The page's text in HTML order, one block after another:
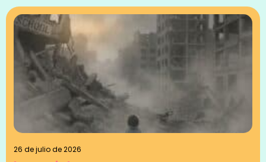
26 de julio de 2026